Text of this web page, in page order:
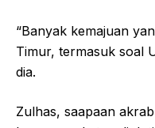
“Banyak kemajuan
Timur, termasuk soal
dia.
Zulhas, saapaan